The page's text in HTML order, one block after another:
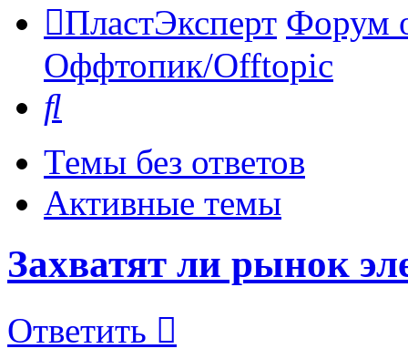
ПластЭксперт Форум
Оффтопик/Offtopic
Темы без ответов
Активные темы
Захватят ли рынок
Ответить